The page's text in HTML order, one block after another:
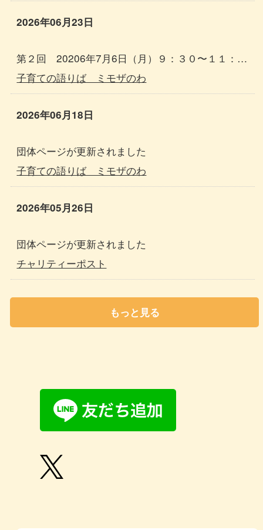
2026年06月23日
第２回 20206年7月6日（月）９：３０〜１１：０
０ 第３回 20206年8月26日（水）９：３０〜１
１：００ 場所：たづくり11階和室１１０１教室 詳
細、お申し込みは下記HPから。
子育ての語りば ミモザのわ
2026年06月18日
団体ページが更新されました
子育ての語りば ミモザのわ
2026年05月26日
団体ページが更新されました
チャリティーポスト
もっと見る